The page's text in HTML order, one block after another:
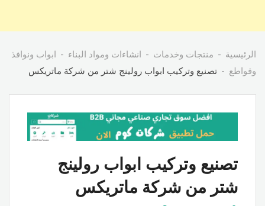
الرئيسية منتجات وخدمات انشاءات ومواد البناء
ابواب ونوافذ
وقواطع
تصنيع وتركيب ابواب رولينج شتر من شركة ماتريكس
تصنيع وتركيب ابواب رولينج
شتر من شركة ماتريكس